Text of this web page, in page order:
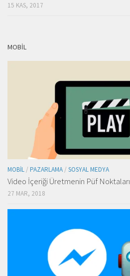
15 KAS, 2017
MOBIL
MOBIL / PAZARLAMA / SOSYAL MEDYA
Video İçeriği Üretmenin Püf Noktaları
27 MAR, 2018